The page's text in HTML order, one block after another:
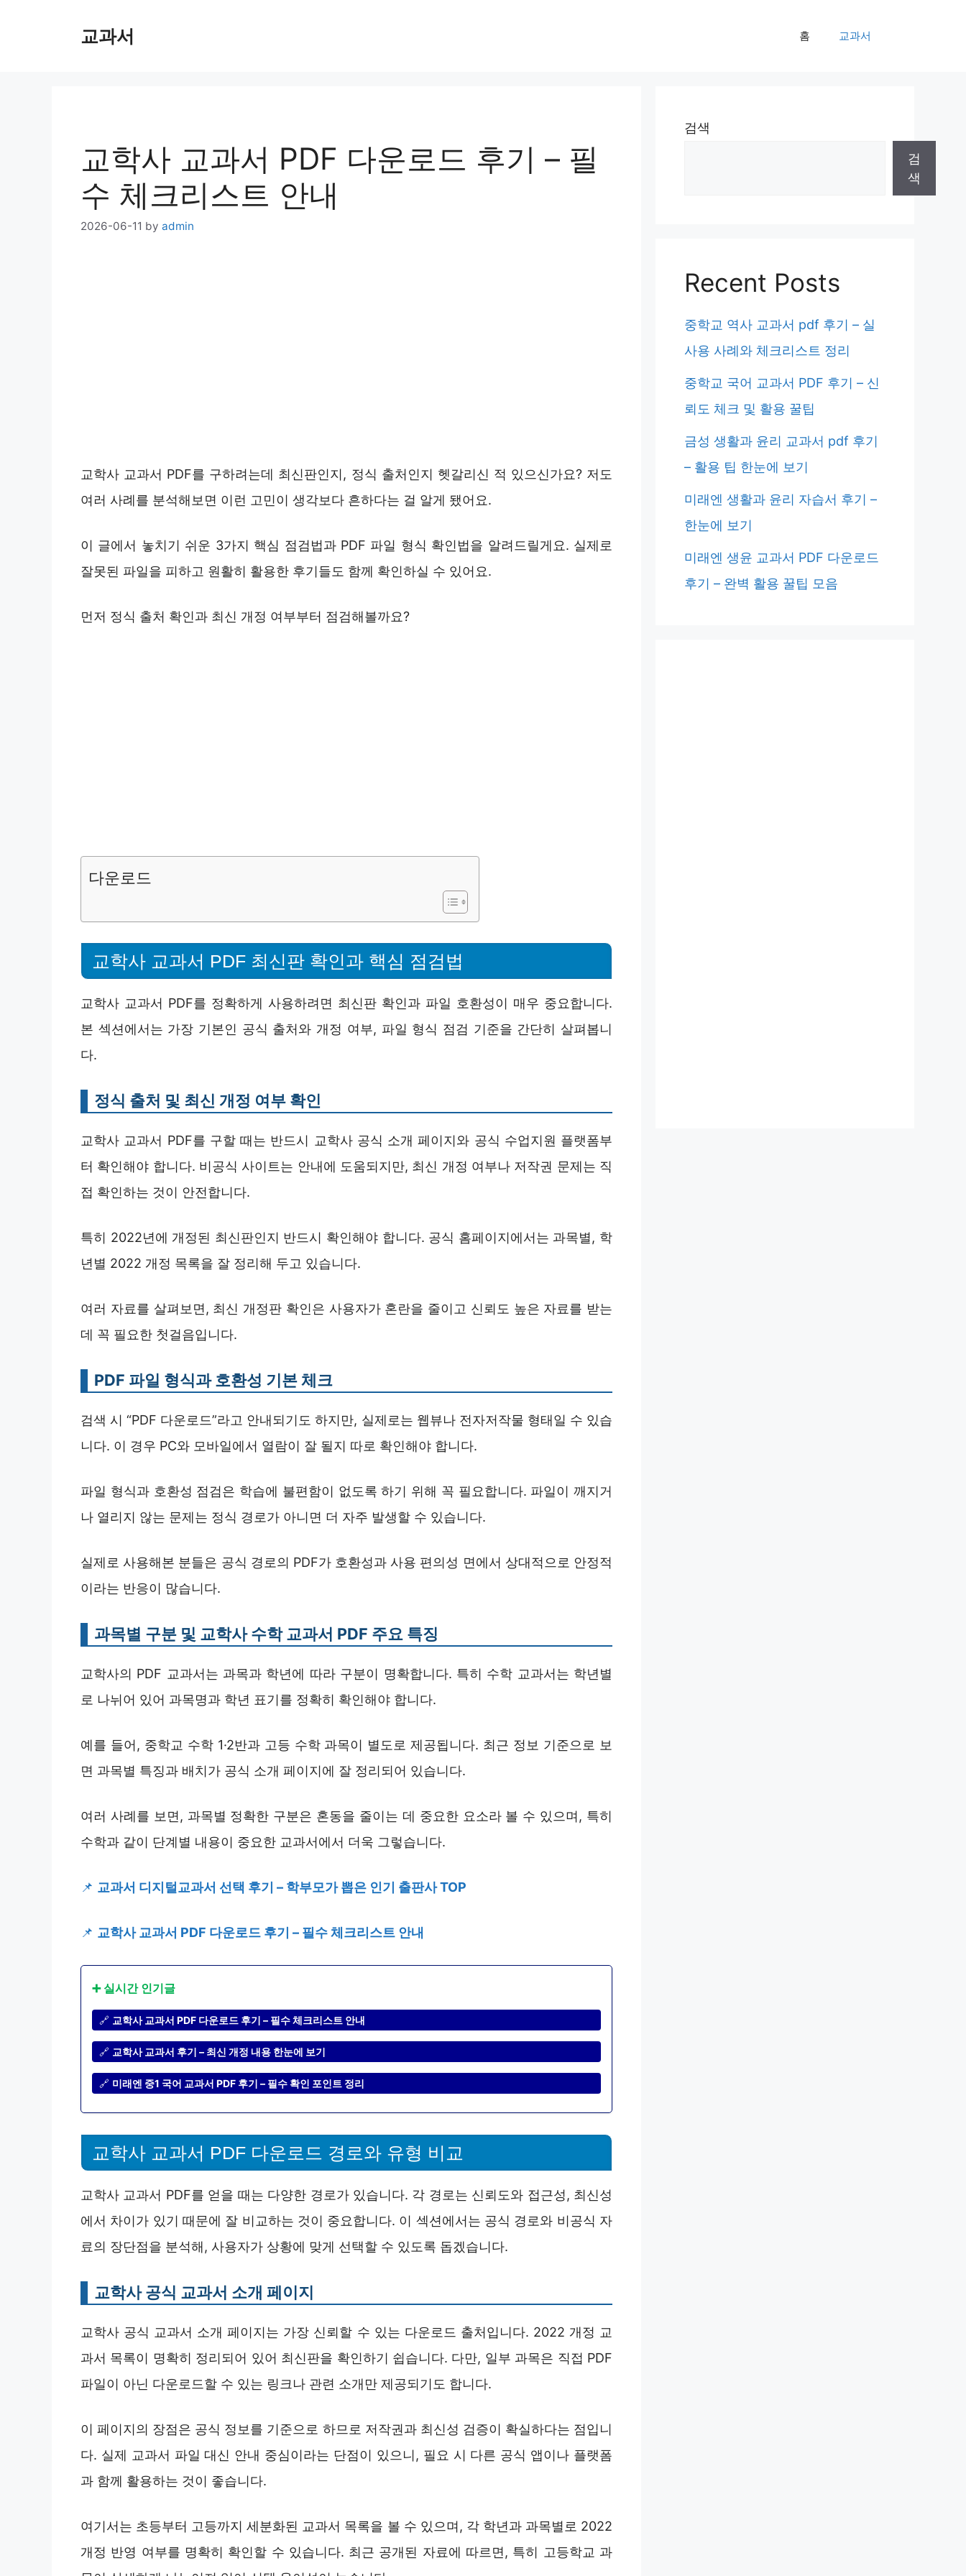
교과서 홈 교과서
교학사 교과서 PDF 다운로드 후기 – 필
수 체크리스트 안내
2026-06-11 by admin
교학사 교과서 PDF를 구하려는데 최신판인지, 정식 출처인지 헷갈리신 적 있으신가요? 저도
여러 사례를 분석해보면 이런 고민이 생각보다 흔하다는 걸 알게 됐어요.
이 글에서 놓치기 쉬운 3가지 핵심 점검법과 PDF 파일 형식 확인법을 알려드릴게요. 실제로
잘못된 파일을 피하고 원활히 활용한 후기들도 함께 확인하실 수 있어요.
먼저 정식 출처 확인과 최신 개정 여부부터 점검해볼까요?
다운로드
교학사 교과서 PDF 최신판 확인과 핵심 점검법
교학사 교과서 PDF를 정확하게 사용하려면 최신판 확인과 파일 호환성이 매우 중요합니다.
본 섹션에서는 가장 기본인 공식 출처와 개정 여부, 파일 형식 점검 기준을 간단히 살펴봅니
다.
정식 출처 및 최신 개정 여부 확인
교학사 교과서 PDF를 구할 때는 반드시 교학사 공식 소개 페이지와 공식 수업지원 플랫폼부
터 확인해야 합니다. 비공식 사이트는 안내에 도움되지만, 최신 개정 여부나 저작권 문제는 직
접 확인하는 것이 안전합니다.
특히 2022년에 개정된 최신판인지 반드시 확인해야 합니다. 공식 홈페이지에서는 과목별, 학
년별 2022 개정 목록을 잘 정리해 두고 있습니다.
여러 자료를 살펴보면, 최신 개정판 확인은 사용자가 혼란을 줄이고 신뢰도 높은 자료를 받는
데 꼭 필요한 첫걸음입니다.
PDF 파일 형식과 호환성 기본 체크
검색 시 “PDF 다운로드”라고 안내되기도 하지만, 실제로는 웹뷰나 전자저작물 형태일 수 있습
니다. 이 경우 PC와 모바일에서 열람이 잘 될지 따로 확인해야 합니다.
파일 형식과 호환성 점검은 학습에 불편함이 없도록 하기 위해 꼭 필요합니다. 파일이 깨지거
나 열리지 않는 문제는 정식 경로가 아니면 더 자주 발생할 수 있습니다.
실제로 사용해본 분들은 공식 경로의 PDF가 호환성과 사용 편의성 면에서 상대적으로 안정적
이라는 반응이 많습니다.
과목별 구분 및 교학사 수학 교과서 PDF 주요 특징
교학사의 PDF 교과서는 과목과 학년에 따라 구분이 명확합니다. 특히 수학 교과서는 학년별
로 나뉘어 있어 과목명과 학년 표기를 정확히 확인해야 합니다.
예를 들어, 중학교 수학 1·2반과 고등 수학 과목이 별도로 제공됩니다. 최근 정보 기준으로 보
면 과목별 특징과 배치가 공식 소개 페이지에 잘 정리되어 있습니다.
여러 사례를 보면, 과목별 정확한 구분은 혼동을 줄이는 데 중요한 요소라 볼 수 있으며, 특히
수학과 같이 단계별 내용이 중요한 교과서에서 더욱 그렇습니다.
📌 교과서 디지털교과서 선택 후기 – 학부모가 뽑은 인기 출판사 TOP
📌 교학사 교과서 PDF 다운로드 후기 – 필수 체크리스트 안내
➕ 실시간 인기글
🔗 교학사 교과서 PDF 다운로드 후기 – 필수 체크리스트 안내
🔗 교학사 교과서 후기 – 최신 개정 내용 한눈에 보기
🔗 미래엔 중1 국어 교과서 PDF 후기 – 필수 확인 포인트 정리
교학사 교과서 PDF 다운로드 경로와 유형 비교
교학사 교과서 PDF를 얻을 때는 다양한 경로가 있습니다. 각 경로는 신뢰도와 접근성, 최신성
에서 차이가 있기 때문에 잘 비교하는 것이 중요합니다. 이 섹션에서는 공식 경로와 비공식 자
료의 장단점을 분석해, 사용자가 상황에 맞게 선택할 수 있도록 돕겠습니다.
교학사 공식 교과서 소개 페이지
교학사 공식 교과서 소개 페이지는 가장 신뢰할 수 있는 다운로드 출처입니다. 2022 개정 교
과서 목록이 명확히 정리되어 있어 최신판을 확인하기 쉽습니다. 다만, 일부 과목은 직접 PDF
파일이 아닌 다운로드할 수 있는 링크나 관련 소개만 제공되기도 합니다.
이 페이지의 장점은 공식 정보를 기준으로 하므로 저작권과 최신성 검증이 확실하다는 점입니
다. 실제 교과서 파일 대신 안내 중심이라는 단점이 있으니, 필요 시 다른 공식 앱이나 플랫폼
과 함께 활용하는 것이 좋습니다.
여기서는 초등부터 고등까지 세분화된 교과서 목록을 볼 수 있으며, 각 학년과 과목별로 2022
개정 반영 여부를 명확히 확인할 수 있습니다. 최근 공개된 자료에 따르면, 특히 고등학교 과
검색
검
색
Recent Posts
중학교 역사 교과서 pdf 후기 – 실
사용 사례와 체크리스트 정리
중학교 국어 교과서 PDF 후기 – 신
뢰도 체크 및 활용 꿀팁
금성 생활과 윤리 교과서 pdf 후기
– 활용 팁 한눈에 보기
미래엔 생활과 윤리 자습서 후기 –
한눈에 보기
미래엔 생윤 교과서 PDF 다운로드
후기 – 완벽 활용 꿀팁 모음